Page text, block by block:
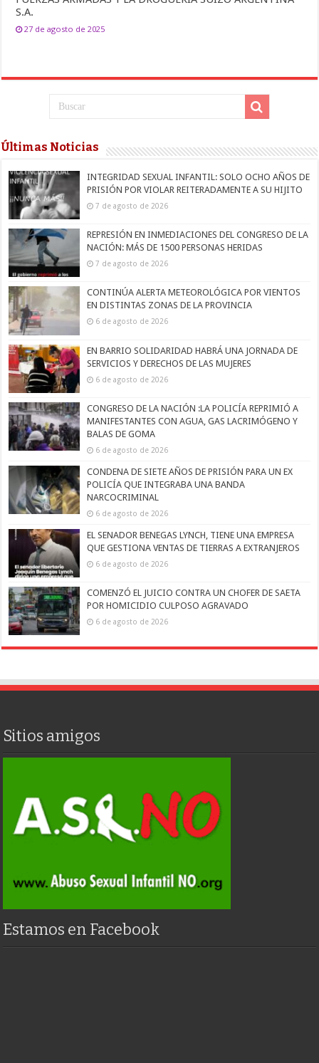
S.A.
27 de agosto de 2025
Últimas Noticias
INTEGRIDAD SEXUAL INFANTIL: SOLO OCHO AÑOS DE
PRISIÓN POR VIOLAR REITERADAMENTE A SU HIJITO
7 de agosto de 2026
REPRESIÓN EN INMEDIACIONES DEL CONGRESO DE LA
NACIÓN: MÁS DE 1500 PERSONAS HERIDAS
7 de agosto de 2026
CONTINÚA ALERTA METEOROLÓGICA POR VIENTOS
EN DISTINTAS ZONAS DE LA PROVINCIA
6 de agosto de 2026
EN BARRIO SOLIDARIDAD HABRÁ UNA JORNADA DE
SERVICIOS Y DERECHOS DE LAS MUJERES
6 de agosto de 2026
CONGRESO DE LA NACIÓN :LA POLICÍA REPRIMIÓ A
MANIFESTANTES CON AGUA, GAS LACRIMÓGENO Y
BALAS DE GOMA
6 de agosto de 2026
CONDENA DE SIETE AÑOS DE PRISIÓN PARA UN EX
POLICÍA QUE INTEGRABA UNA BANDA
NARCOCRIMINAL
6 de agosto de 2026
EL SENADOR BENEGAS LYNCH, TIENE UNA EMPRESA
QUE GESTIONA VENTAS DE TIERRAS A EXTRANJEROS
6 de agosto de 2026
COMENZÓ EL JUICIO CONTRA UN CHOFER DE SAETA
POR HOMICIDIO CULPOSO AGRAVADO
6 de agosto de 2026
Sitios amigos
Estamos en Facebook